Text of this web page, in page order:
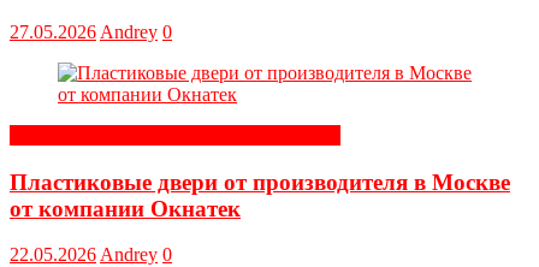
27.05.2026 Andrey 0
Пластиковые двери от производителя в Москве
от компании Окнатек
22.05.2026Andrey 0